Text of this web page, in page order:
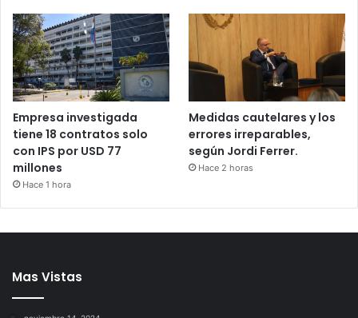
Empresa investigada
tiene 18 contratos solo
con IPS por USD 77
millones
Hace 1 hora
Medidas cautelares y los
errores irreparables,
según Jordi Ferrer.
Hace 2 horas
Mas Vistas